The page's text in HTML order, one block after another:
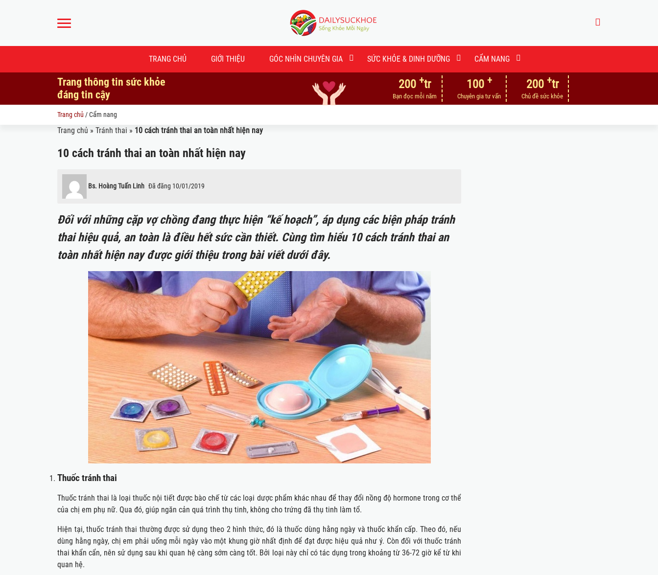
TRANG CHỦ GIỚI THIỆU GÓC NHÌN CHUYÊN GIA SỨC KHỎE & DINH DƯỠNG CẨM NANG
Trang thông tin sức khỏe
đáng tin cậy
200 +tr
Bạn đọc mỗi năm
100 +
Chuyên gia tư vấn
200 +tr
Chủ đề sức khỏe
Trang chủ /Cẩm nang
Trang chủ » Tránh thai » 10 cách tránh thai an toàn nhất hiện nay
10 cách tránh thai an toàn nhất hiện nay
Bs. Hoàng Tuấn Linh Đã đăng 10/01/2019
Đối với những cặp vợ chồng đang thực hiện “kế hoạch”, áp dụng các biện pháp tránh
thai hiệu quả, an toàn là điều hết sức cần thiết. Cùng tìm hiểu 10 cách tránh thai an
toàn nhất hiện nay được giới thiệu trong bài viết dưới đây.
Thuốc tránh thai
Thuốc tránh thai là loại thuốc nội tiết được bào chế từ các loại dược phẩm khác nhau để thay đổi nồng độ hormone trong cơ thể
của chị em phụ nữ. Qua đó, giúp ngăn cản quá trình thụ tinh, không cho trứng đã thụ tinh làm tổ.
Hiện tại, thuốc tránh thai thường được sử dụng theo 2 hình thức, đó là thuốc dùng hằng ngày và thuốc khẩn cấp. Theo đó, nếu
dùng hằng ngày, chị em phải uống mỗi ngày vào một khung giờ nhất định để đạt được hiệu quả như ý. Còn đối với thuốc tránh
thai khẩn cẩn, nên sử dụng sau khi quan hệ càng sớm càng tốt. Bởi loại này chỉ có tác dụng trong khoảng từ 36-72 giờ kể từ khi
quan hệ.